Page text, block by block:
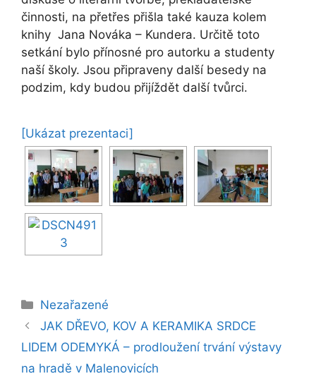
činnosti, na přetřes přišla také kauza kolem
knihy Jana Nováka – Kundera. Určitě toto
setkání bylo přínosné pro autorku a studenty
naší školy. Jsou připraveny další besedy na
podzim, kdy budou přijíždět další tvůrci.
[Ukázat prezentaci]
Rubriky
Nezařazené
JAK DŘEVO, KOV A KERAMIKA SRDCE
LIDEM ODEMYKÁ – prodloužení trvání výstavy
na hradě v Malenovicích